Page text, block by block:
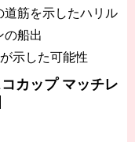
道筋を示したハリル
の船出
示した可能性
カップ マッチレ